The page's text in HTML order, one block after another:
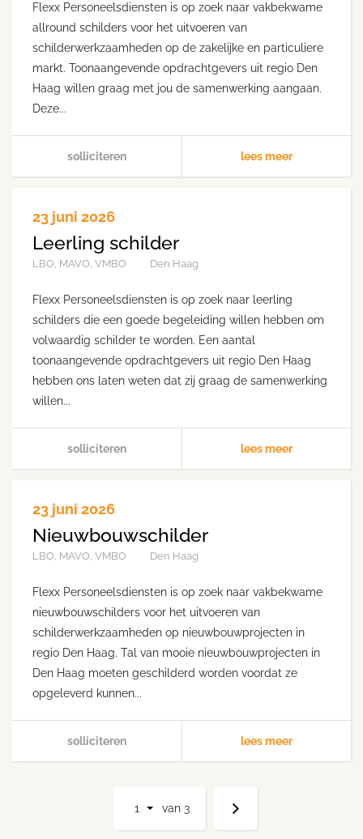
Flexx Personeelsdiensten is op zoek naar vakbekwame
allround schilders voor het uitvoeren van
schilderwerkzaamheden op de zakelijke en particuliere
markt. Toonaangevende opdrachtgevers uit regio Den
Haag willen graag met jou de samenwerking aangaan.
Deze...
solliciteren lees meer
23 juni 2026
Leerling schilder
LBO, MAVO, VMBO Den Haag
Flexx Personeelsdiensten is op zoek naar leerling
schilders die een goede begeleiding willen hebben om
volwaardig schilder te worden. Een aantal
toonaangevende opdrachtgevers uit regio Den Haag
hebben ons laten weten dat zij graag de samenwerking
willen...
solliciteren lees meer
23 juni 2026
Nieuwbouwschilder
LBO, MAVO, VMBO Den Haag
Flexx Personeelsdiensten is op zoek naar vakbekwame
nieuwbouwschilders voor het uitvoeren van
schilderwerkzaamheden op nieuwbouwprojecten in
regio Den Haag. Tal van mooie nieuwbouwprojecten in
Den Haag moeten geschilderd worden voordat ze
opgeleverd kunnen...
solliciteren lees meer
1 van 3